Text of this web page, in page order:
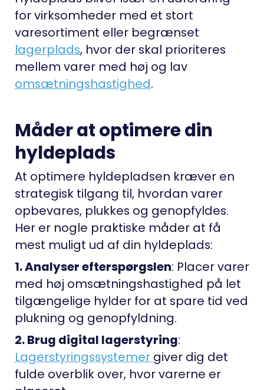
for virksomheder med et stort
varesortiment eller begrænset
lagerplads, hvor der skal prioriteres
mellem varer med høj og lav
omsætningshastighed.
Måder at optimere din
hyldeplads
At optimere hyldepladsen kræver en
strategisk tilgang til, hvordan varer
opbevares, plukkes og genopfyldes.
Her er nogle praktiske måder at få
mest muligt ud af din hyldeplads:
1. Analyser efterspørgslen: Placer varer
med høj omsætningshastighed på let
tilgængelige hylder for at spare tid ved
plukning og genopfyldning.
2. Brug digital lagerstyring:
Lagerstyringssystemer giver dig det
fulde overblik over, hvor varerne er